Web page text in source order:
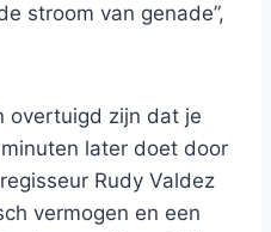
stroom van genade”,
overtuigd zijn dat je
later doet door
Rudy Valdez
vermogen en een